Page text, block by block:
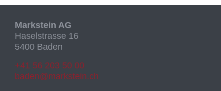
Markstein AG
Haselstrasse 16
5400 Baden
+41 56 203 50 00
baden@markstein.ch